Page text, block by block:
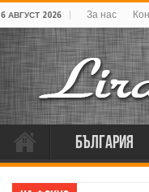
6 АВГУСТ 2026 За нас
България